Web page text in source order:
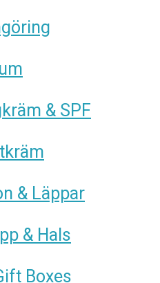
& SPF
& Läppar
& Hals
Boxes